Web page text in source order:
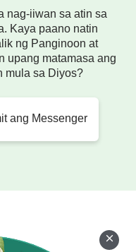
nag-iiwan sa atin sa
Kaya paano natin
ng Panginoon at
upang matamasa ang
mula sa Diyos?
ang Messenger